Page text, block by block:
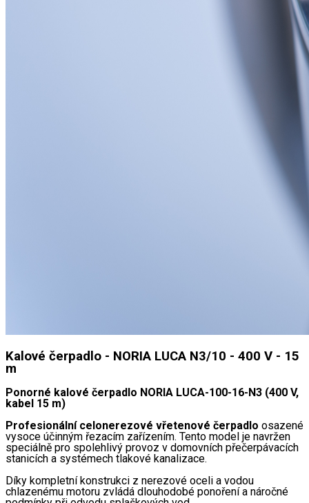
Kalové čerpadlo - NORIA LUCA N3/10 - 400 V - 15
m
Ponorné kalové čerpadlo NORIA LUCA-100-16-N3 (400 V,
kabel 15 m)
Profesionální celonerezové vřetenové čerpadlo osazené
vysoce účinným řezacím zařízením. Tento model je navržen
speciálně pro spolehlivý provoz v domovních přečerpávacích
stanicích a systémech tlakové kanalizace.
Díky kompletní konstrukci z nerezové oceli a vodou
chlazenému motoru zvládá dlouhodobé ponoření a náročné